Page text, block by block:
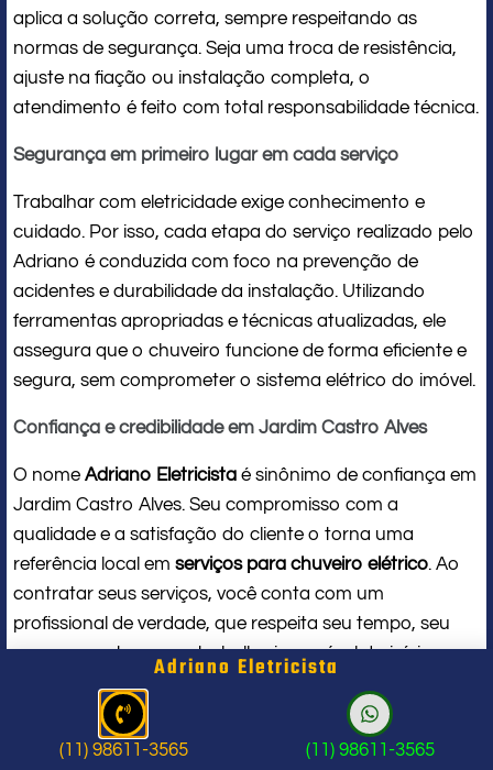
aplica a solução correta, sempre respeitando as
normas de segurança. Seja uma troca de resistência,
ajuste na fiação ou instalação completa, o
atendimento é feito com total responsabilidade técnica.
Segurança em primeiro lugar em cada serviço
Trabalhar com eletricidade exige conhecimento e
cuidado. Por isso, cada etapa do serviço realizado pelo
Adriano é conduzida com foco na prevenção de
acidentes e durabilidade da instalação. Utilizando
ferramentas apropriadas e técnicas atualizadas, ele
assegura que o chuveiro funcione de forma eficiente e
segura, sem comprometer o sistema elétrico do imóvel.
Confiança e credibilidade em Jardim Castro Alves
O nome Adriano Eletricista é sinônimo de confiança em
Jardim Castro Alves. Seu compromisso com a
qualidade e a satisfação do cliente o torna uma
referência local em serviços para chuveiro elétrico. Ao
contratar seus serviços, você conta com um
profissional de verdade, que respeita seu tempo, seu
espaço e entrega um trabalho impecável do início ao
Problema com chuveiro: sinais que
Adriano Eletricista
(11) 98611-3565 (11) 98611-3565